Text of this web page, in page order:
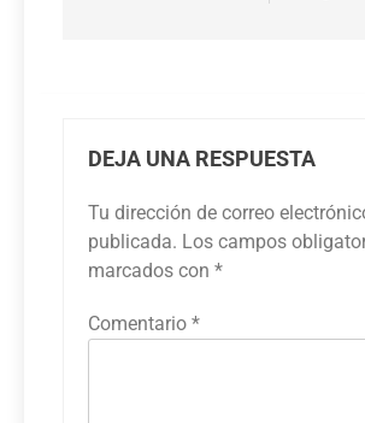
DEJA UNA RESPUESTA
Tu dirección de correo
publicada. Los campos
marcados con *
Comentario *